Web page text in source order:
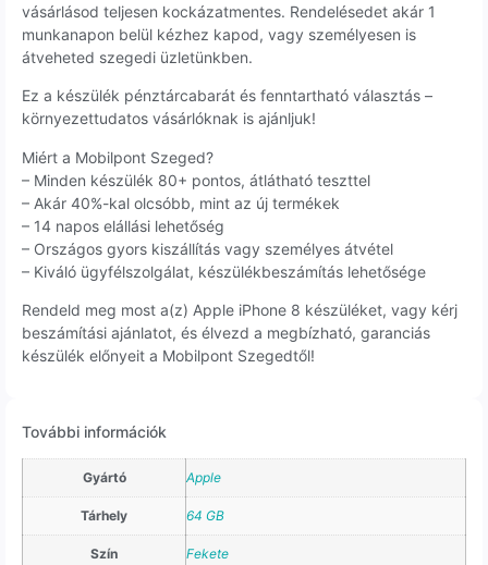
vásárlásod teljesen kockázatmentes. Rendelésedet akár 1
munkanapon belül kézhez kapod, vagy személyesen is
átveheted szegedi üzletünkben.
Ez a készülék pénztárcabarát és fenntartható választás –
környezettudatos vásárlóknak is ajánljuk!
Miért a Mobilpont Szeged?
– Minden készülék 80+ pontos, átlátható teszttel
– Akár 40%-kal olcsóbb, mint az új termékek
– 14 napos elállási lehetőség
– Országos gyors kiszállítás vagy személyes átvétel
– Kiváló ügyfélszolgálat, készülékbeszámítás lehetősége
Rendeld meg most a(z) Apple iPhone 8 készüléket, vagy kérj
beszámítási ajánlatot, és élvezd a megbízható, garanciás
készülék előnyeit a Mobilpont Szegedtől!
További információk
Gyártó Apple
Tárhely 64 GB
Szín Fekete